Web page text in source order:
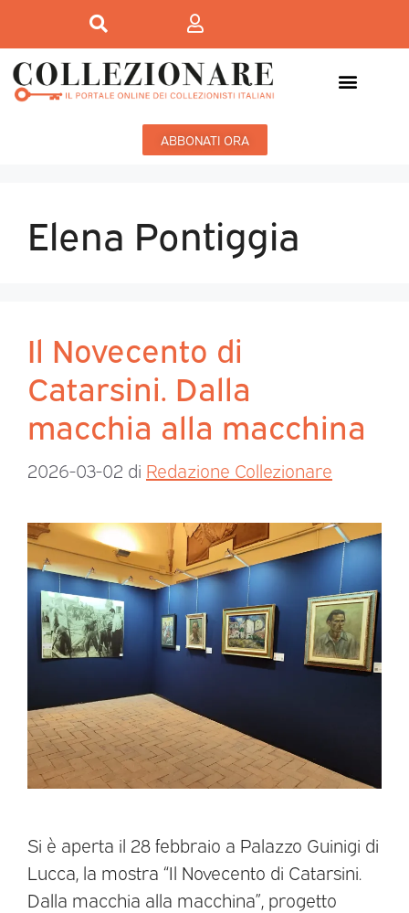
ABBONATI ORA
Elena Pontiggia
Il Novecento di
Catarsini. Dalla
macchia alla macchina
2026-03-02 di Redazione Collezionare
Si è aperta il 28 febbraio a Palazzo Guinigi di
Lucca, la mostra “Il Novecento di Catarsini.
Dalla macchia alla macchina”, progetto